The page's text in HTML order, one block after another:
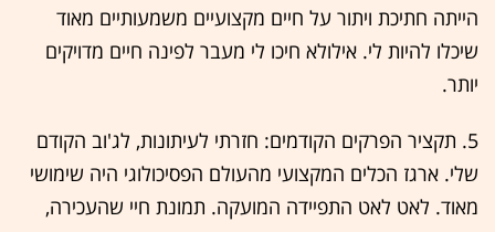
הייתה חתיכת ויתור על חיים מקצועיים משמעותיים מאוד
שיכלו להיות לי. אילולא חיכו לי מעבר לפינה חיים מדויקים
יותר.
5. תקציר הפרקים הקודמים: חזרתי לעיתונות, לג'וב הקודם
שלי. ארגז הכלים המקצועי מהעולם הפסיכולוגי היה שימושי
מאוד. לאט לאט התפיידה המועקה. תמונת חיי שהעכירה,